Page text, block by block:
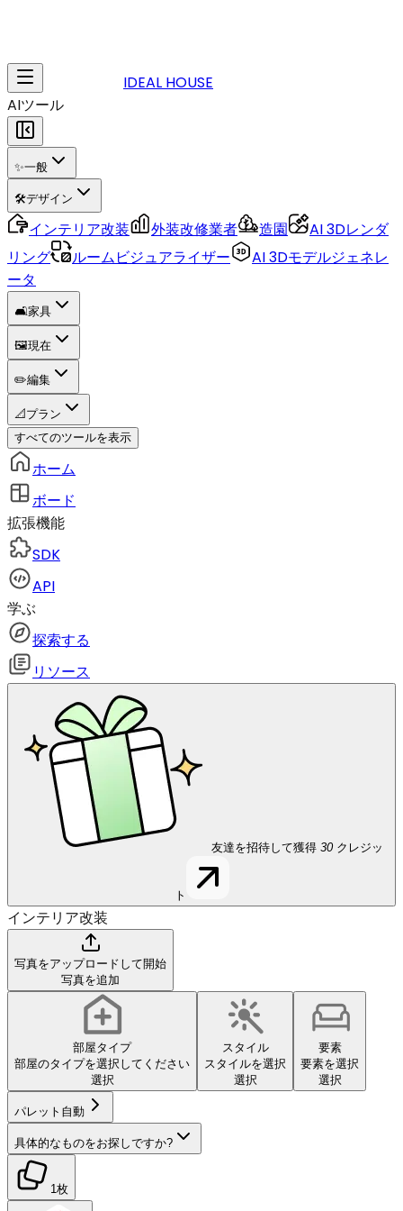
IDEAL HOUSE
AIツール
✨一般
🛠️デザイン
インテリア改装 外装改修業者 造園
AI 3Dレンダ
リング
ルームビジュアライザー
AI 3Dモデルジェネレ
ータ
🛋️家具
🖼️現在
✏️編集
📐 プラン
すべてのツールを表示
ホーム
ボード
拡張機能
SDK
API
学ぶ
探索する
リソース
友達を招待して獲得 30 クレジッ
ト
インテリア改装
写真をアップロードして開始
写真を追加
部屋タイプ
部屋のタイプを選択してください
選択
スタイル
スタイルを選択
選択
要素
要素を選択
選択
パレット 自動
具体的なものをお探しですか?
1枚